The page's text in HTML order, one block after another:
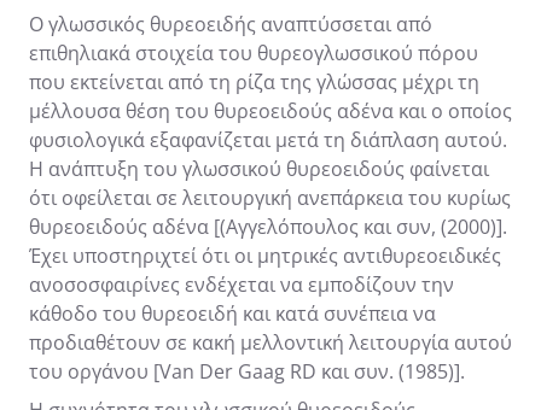
Ο γλωσσικός θυρεοειδής αναπτύσσεται από
επιθηλιακά στοιχεία του θυρεογλωσσικού πόρου
που εκτείνεται από τη ρίζα της γλώσσας μέχρι τη
μέλλουσα θέση του θυρεοειδούς αδένα και ο οποίος
φυσιολογικά εξαφανίζεται μετά τη διάπλαση αυτού.
Η ανάπτυξη του γλωσσικού θυρεοειδούς φαίνεται
ότι οφείλεται σε λειτουργική ανεπάρκεια του κυρίως
θυρεοειδούς αδένα [(Αγγελόπουλος και συν, (2000)].
Έχει υποστηριχτεί ότι οι μητρικές αντιθυρεοειδικές
ανοσοσφαιρίνες ενδέχεται να εμποδίζουν την
κάθοδο του θυρεοειδή και κατά συνέπεια να
προδιαθέτουν σε κακή μελλοντική λειτουργία αυτού
του οργάνου [Van Der Gaag RD και συν. (1985)].